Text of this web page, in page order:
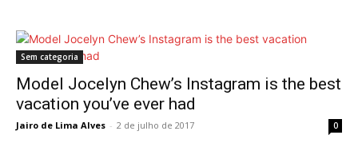
Sem categoria
Model Jocelyn Chew’s Instagram is the best
vacation you’ve ever had
Jairo de Lima Alves - 2 de julho de 2017 0